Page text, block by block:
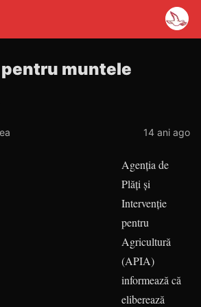
muntele
14 ani ago
Agenţia de
Plăţi şi
Intervenţie
pentru
Agricultură
(APIA)
informează că
eliberează